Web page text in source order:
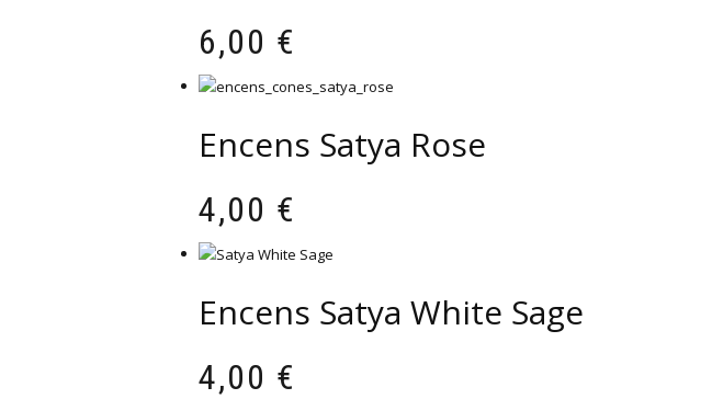
6,00 €
Encens Satya Rose
4,00 €
Encens Satya White Sage
4,00 €